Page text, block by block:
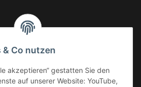
Co nutzen
akzeptieren“ gestatten Sie den
auf unserer Website: YouTube,
- 48 58 48
13 bis 16 Uhr